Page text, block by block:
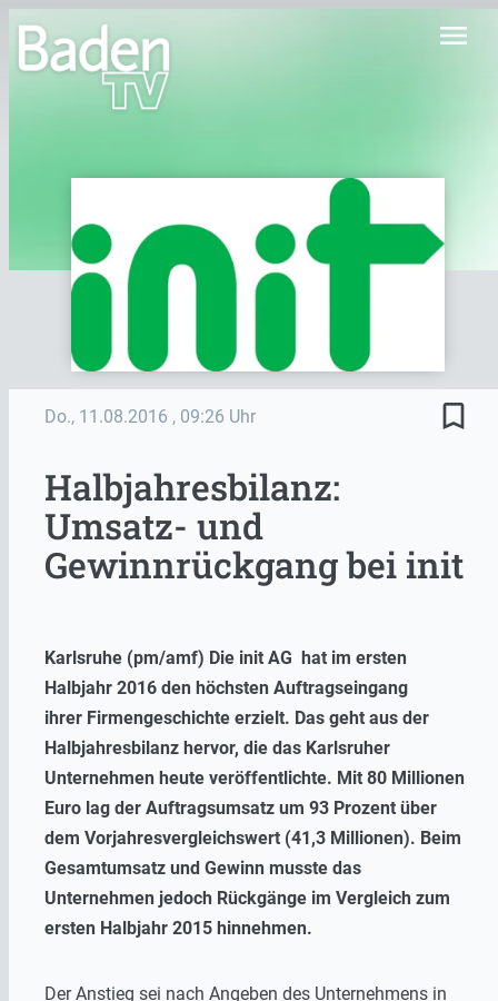
menu
Do., 11.08.2016 , 09:26 Uhr bookmark_border
Halbjahresbilanz:
Umsatz- und
Gewinnrückgang bei init
Karlsruhe (pm/amf) Die init AG hat im ersten
Halbjahr 2016 den höchsten Auftragseingang
ihrer Firmengeschichte erzielt. Das geht aus der
Halbjahresbilanz hervor, die das Karlsruher
Unternehmen heute veröffentlichte. Mit 80 Millionen
Euro lag der Auftragsumsatz um 93 Prozent über
dem Vorjahresvergleichswert (41,3 Millionen). Beim
Gesamtumsatz und Gewinn musste das
Unternehmen jedoch Rückgänge im Vergleich zum
ersten Halbjahr 2015 hinnehmen.
Der Anstieg sei nach Angeben des Unternehmens in